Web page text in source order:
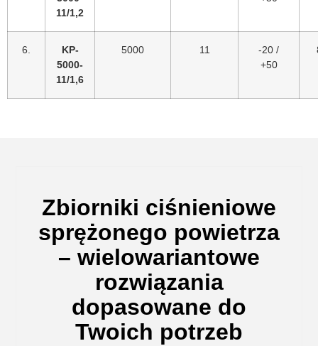
11/1,2
6.
KP-
5000-
11/1,6
5000 11
-20 /
+50
Zbiorniki ciśnieniowe
sprężonego powietrza
– wielowariantowe
rozwiązania
dopasowane do
Twoich potrzeb